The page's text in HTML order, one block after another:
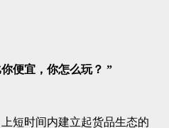
便宜，你怎么玩？ ”
短时间内建立起货品生态的